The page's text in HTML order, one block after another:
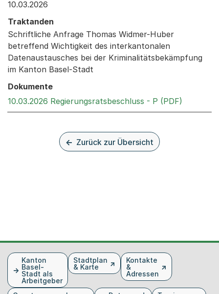
10.03.2026
Traktanden
Schriftliche Anfrage Thomas Widmer-Huber
betreffend Wichtigkeit des interkantonalen
Datenaustausches bei der Kriminalitätsbekämpfung
im Kanton Basel-Stadt
Dokumente
10.03.2026 Regierungsratsbeschluss - P (PDF)
Zurück zur Übersicht
FusszeileKanton
Basel-
Stadt als
Arbeitgeber
Stadtplan
& Karte
Kontakte
&
Adressen